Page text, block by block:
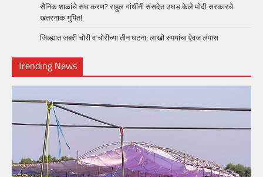
सैनिक शाळांचे संघ करण? राहुल गांधींनी संसदेत उघड केले मोदी सरकारचे
खतरनाक गुपित!
जिल्ह्यात जबरी चोरी व चोरीच्या तीन घटना; लाखो रुपयांचा ऐवज लंपास
Trending News